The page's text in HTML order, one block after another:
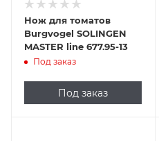
Нож для томатов
Burgvogel SOLINGEN
MASTER line 677.95-13
Под заказ
Под заказ